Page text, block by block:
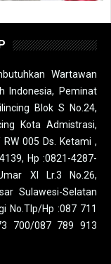
Wartawan
Indonesia, Peminat
Blok S No.24,
Kota Admistrasi,
005 Ds. Ketami ,
Hp :0821-4287-
XI Lr.3 No.26,
Sulawesi-Selatan
No.Tlp/Hp :087 711
700/087 789 913